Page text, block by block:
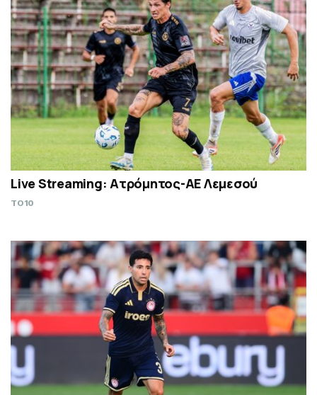
Live Streaming: Ατρόμητος-ΑΕ Λεμεσού
TO10